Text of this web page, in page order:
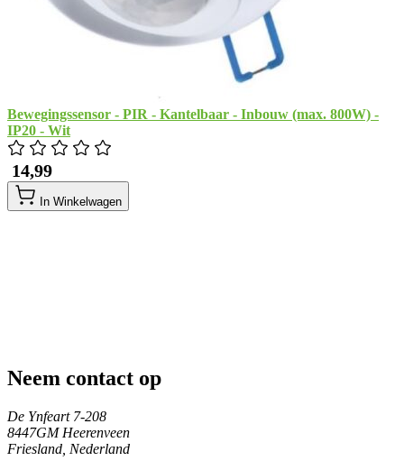
Bewegingssensor - PIR - Kantelbaar - Inbouw (max. 800W) -
IP20 - Wit
​ 14,99
In Winkelwagen
Neem contact op
De Ynfeart 7-208
8447GM Heerenveen
Friesland, Nederland